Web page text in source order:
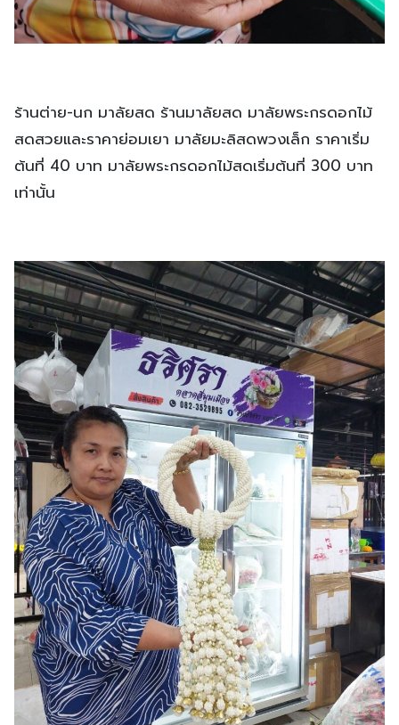
ร้านต่าย-นก มาลัยสด ร้านมาลัยสด มาลัยพระกรดอกไม้
สดสวยและราคาย่อมเยา มาลัยมะลิสดพวงเล็ก ราคาเริ่ม
ต้นที่ 40 บาท มาลัยพระกรดอกไม้สดเริ่มต้นที่ 300 บาท
เท่านั้น